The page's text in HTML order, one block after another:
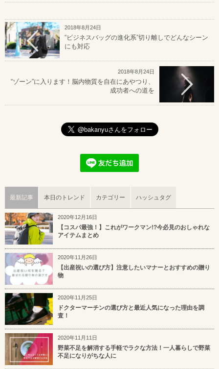
2018年8月24日
“ビジネスバッグの進化系”切り離しでどんなシーン
にも対応
2018年8月24日
“ゾーン”に入ります！脳内物質を自在にあやつり、
成功者への道を
最新記事 本日のトレンド カテゴリー ハッシュタグ
2020年12月16日
【コスパ最強！】これがワークマン!?今必見のおしゃれな
アイテムまとめ
2020年11月26日
【出産祝いの選び方】注意したいマナーとおすすめの贈り
物
2020年11月25日
ドクターマーチンの選び方と最近人気になった理由を調
査！
2020年11月11日
野菜不足を解消する手軽でラクな方法！一人暮らしで野菜
不足になりがちな人に